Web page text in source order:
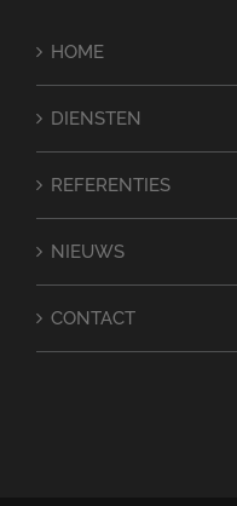
HOME
DIENSTEN
REFERENTIES
NIEUWS
CONTACT